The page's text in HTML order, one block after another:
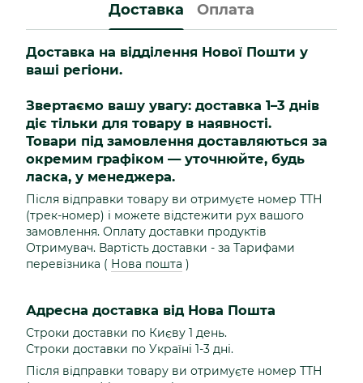
Доставка Оплата
Доставка на відділення Нової Пошти у
ваші регіони.
Звертаємо вашу увагу: доставка 1–3 днів
діє тільки для товару в наявності.
Товари під замовлення доставляються за
окремим графіком — уточнюйте, будь
ласка, у менеджера.
Після відправки товару ви отримуєте номер ТТН
(трек-номер) і можете відстежити рух вашого
замовлення. Оплату доставки продуктів
Отримувач. Вартість доставки - за Тарифами
перевізника ( Нова пошта )
Адресна доставка від Нова Пошта
Строки доставки по Києву 1 день.
Строки доставки по Україні 1-3 дні.
Після відправки товару ви отримуєте номер ТТН